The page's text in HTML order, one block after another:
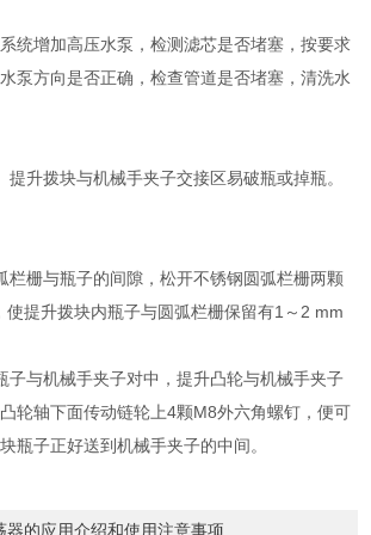
统增加高压水泵，检测滤芯是否堵塞，按要求
泵方向是否正确，检查管道是否堵塞，清洗水
升拨块与机械手夹子交接区易破瓶或掉瓶。
栏栅与瓶子的间隙，松开不锈钢圆弧栏栅两颗
使提升拨块内瓶子与圆弧栏栅保留有1～2 mm
子与机械手夹子对中，提升凸轮与机械手夹子
轮轴下面传动链轮上4颗M8外六角螺钉，便可
瓶子正好送到机械手夹子的中间。
器的应用介绍和使用注意事项